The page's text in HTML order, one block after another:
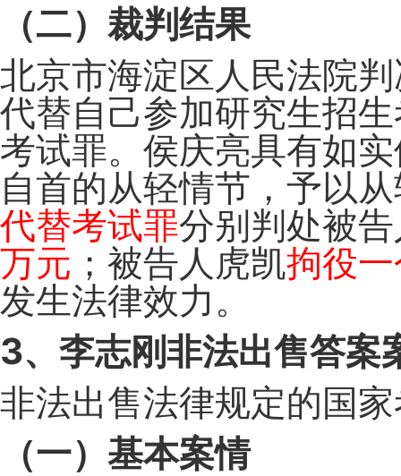
（二）裁判结果
北京市海淀区人民法院
代替自己参加研究生招
考试罪。侯庆亮具有如
自首的从轻情节，予以
代替考试罪分别判处被
万元 ；被告人虎凯拘役
发生法律效力。
3、李志刚非法出售答案
非法出售法律规定的国
（一）基本案情